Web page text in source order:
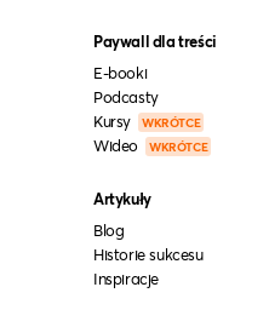
Paywall dla treści
E-booki
Podcasty
Kursy
WKRÓTCE
Wideo WKRÓTCE
Artykuły
Blog
Historie sukcesu
Inspiracje